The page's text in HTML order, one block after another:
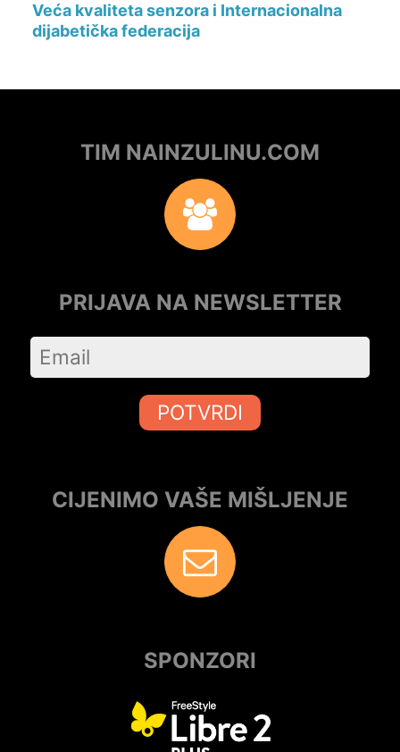
Veća kvaliteta senzora i Internacionalna
dijabetička federacija
TIM NAINZULINU.COM
PRIJAVA NA NEWSLETTER
POTVRDI
CIJENIMO VAŠE MIŠLJENJE
SPONZORI